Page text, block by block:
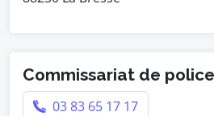
Commissariat de police
03 83 65 17 17